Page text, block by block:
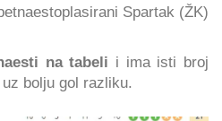
Spartak (ŽK)
na tabeli i ima isti broj
bolju gol razliku.